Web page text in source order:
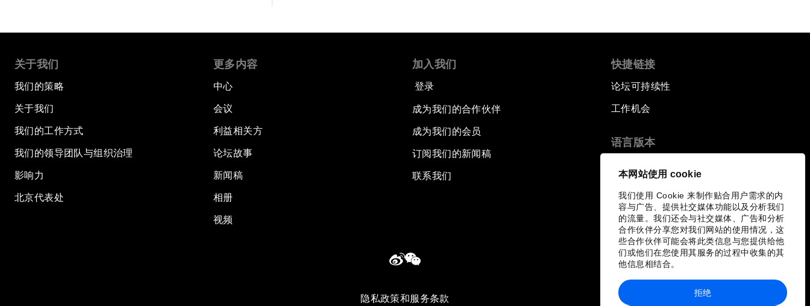
本网站使用 cookie
我们使用 Cookie 来制作贴合用户需求的内
容与广告、提供社交媒体功能以及分析我们
的流量。我们还会与社交媒体、广告和分析
合作伙伴分享您对我们网站的使用情况，这
些合作伙伴可能会将此类信息与您提供给他
们或他们在您使用其服务的过程中收集的其
他信息相结合。
拒绝
关于我们
我们的策略
关于我们
我们的工作方式
我们的领导团队与组织治理
影响力
北京代表处
更多内容
中心
会议
利益相关方
论坛故事
新闻稿
相册
视频
加入我们
登录
成为我们的合作伙伴
成为我们的会员
订阅我们的新闻稿
联系我们
快捷链接
论坛可持续性
工作机会
语言版本
隐私政策和服务条款